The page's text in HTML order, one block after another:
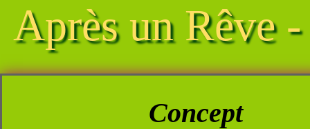
Après un Rêve
Concept